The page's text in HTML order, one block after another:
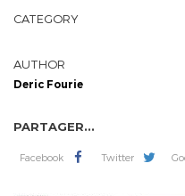
CATEGORY
AUTHOR
Deric Fourie
PARTAGER...
Facebook Twitter